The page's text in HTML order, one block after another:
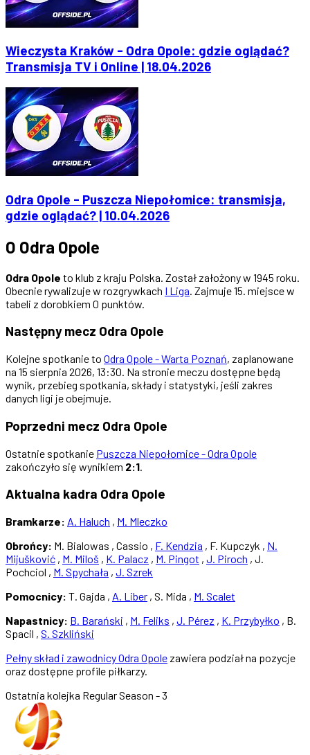
Wieczysta Kraków - Odra Opole: gdzie oglądać?
Transmisja TV i Online | 18.04.2026
Odra Opole - Puszcza Niepołomice: transmisja,
gdzie oglądać? | 10.04.2026
O Odra Opole
Odra Opole to klub z kraju Polska. Został założony w 1945 roku.
Obecnie rywalizuje w rozgrywkach I Liga . Zajmuje 15. miejsce w
tabeli z dorobkiem 0 punktów.
Następny mecz Odra Opole
Kolejne spotkanie to Odra Opole - Warta Poznań, zaplanowane
na 15 sierpnia 2026, 13:30. Na stronie meczu dostępne będą
wynik, przebieg spotkania, składy i statystyki, jeśli zakres
danych ligi je obejmuje.
Poprzedni mecz Odra Opole
Ostatnie spotkanie Puszcza Niepołomice - Odra Opole
zakończyło się wynikiem 2:1
Aktualna kadra Odra Opole
Bramkarze: A. Haluch , M. Mleczko
Obrońcy: M. Bialowas , Cassio , F. Kendzia , F. Kupczyk , N.
Mijušković , M. Miloš , K. Palacz , M. Pingot , J. Piroch , J.
Pochciol , M. Spychała , J. Szrek
Pomocnicy: T. Gajda , A. Liber , S. Mida , M. Scalet
Napastnicy: B. Barański , M. Feliks , J. Pérez , K. Przybyłko , B.
Spacil , S. Szkliński
Pełny skład i zawodnicy Odra Opole zawiera podział na pozycje
oraz dostępne profile piłkarzy.
Ostatnia kolejka Regular Season - 3